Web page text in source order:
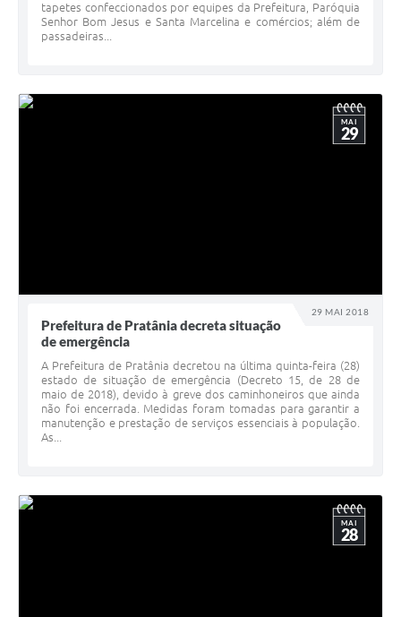
tapetes confeccionados por equipes da Prefeitura, Paróquia
Senhor Bom Jesus e Santa Marcelina e comércios; além de
passadeiras...
29 MAI 2018
MAI
29
Prefeitura de Pratânia decreta situação
de emergência
A Prefeitura de Pratânia decretou na última quinta-feira (28)
estado de situação de emergência (Decreto 15, de 28 de
maio de 2018), devido à greve dos caminhoneiros que ainda
não foi encerrada. Medidas foram tomadas para garantir a
manutenção e prestação de serviços essenciais à população.
As...
MAI
28